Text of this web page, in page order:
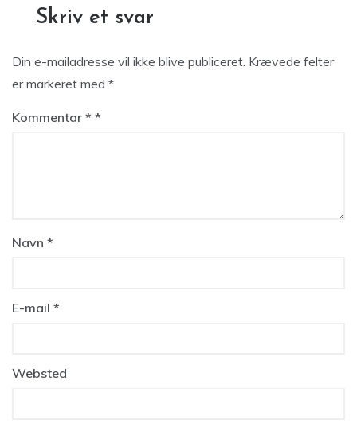
Skriv et svar
Din e-mailadresse vil ikke blive publiceret. Krævede felter
er markeret med *
Kommentar *
Navn *
E-mail *
Websted